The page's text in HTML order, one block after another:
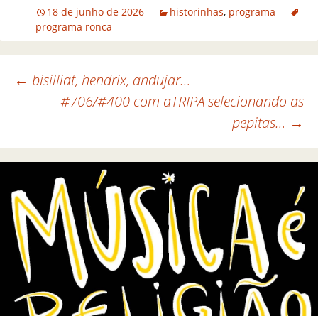
18 de junho de 2026 historinhas, programa
programa ronca
Navegação de posts
← bisilliat, hendrix, andujar…
#706/#400 com aTRIPA selecionando as
pepitas… →